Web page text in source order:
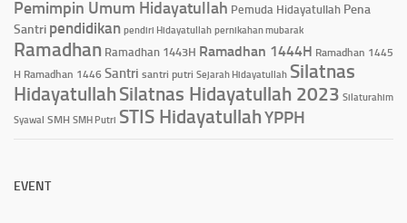
Pemimpin Umum Hidayatullah Pemuda Hidayatullah Pena
Santri pendidikan pendiri Hidayatullah pernikahan mubarak
Ramadhan Ramadhan 1443H Ramadhan 1444H Ramadhan 1445
H Ramadhan 1446 Santri santri putri Sejarah Hidayatullah Silatnas
HidayatullahSilatnas Hidayatullah 2023 Silaturahim
Syawal SMH SMH Putri STIS HidayatullahYPPH
EVENT